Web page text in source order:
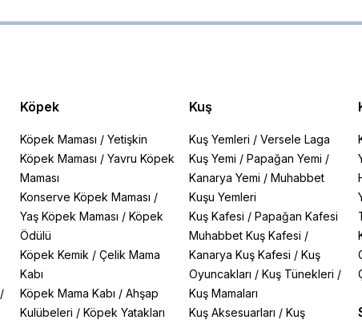
/
Köpek
Köpek Maması /Yetişkin
Köpek Maması /Yavru Köpek
Maması
Konserve Köpek Maması /
Yaş Köpek Maması /Köpek
Ödülü
Köpek Kemik /Çelik Mama
Kabı
Köpek Mama Kabı /Ahşap
Kulübeleri /Köpek Yatakları
Kuş
Kuş Yemleri / Versele Laga
Kuş Yemi / Papağan Yemi /
Kanarya Yemi / Muhabbet
Kuşu Yemleri
Kuş Kafesi / Papağan Kafesi
Muhabbet Kuş Kafesi /
Kanarya Kuş Kafesi / Kuş
Oyuncakları / Kuş Tünekleri /
Kuş Mamaları
Kuş Aksesuarları / Kuş